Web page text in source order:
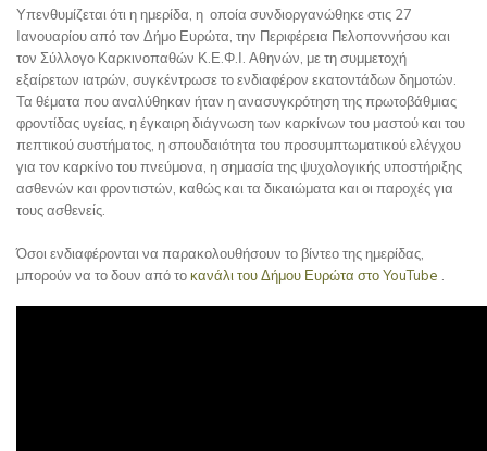
Υπενθυμίζεται ότι η ημερίδα, η οποία συνδιοργανώθηκε στις 27
Ιανουαρίου από τον Δήμο Ευρώτα, την Περιφέρεια Πελοποννήσου και
τον Σύλλογο Καρκινοπαθών Κ.Ε.Φ.Ι. Αθηνών, με τη συμμετοχή
εξαίρετων ιατρών, συγκέντρωσε το ενδιαφέρον εκατοντάδων δημοτών.
Τα θέματα που αναλύθηκαν ήταν η ανασυγκρότηση της πρωτοβάθμιας
φροντίδας υγείας, η έγκαιρη διάγνωση των καρκίνων του μαστού και του
πεπτικού συστήματος, η σπουδαιότητα του προσυμπτωματικού ελέγχου
για τον καρκίνο του πνεύμονα, η σημασία της ψυχολογικής υποστήριξης
ασθενών και φροντιστών, καθώς και τα δικαιώματα και οι παροχές για
τους ασθενείς.
Όσοι ενδιαφέρονται να παρακολουθήσουν το βίντεο της ημερίδας,
μπορούν να το δουν από τοκανάλι του Δήμου Ευρώτα στο YouTube